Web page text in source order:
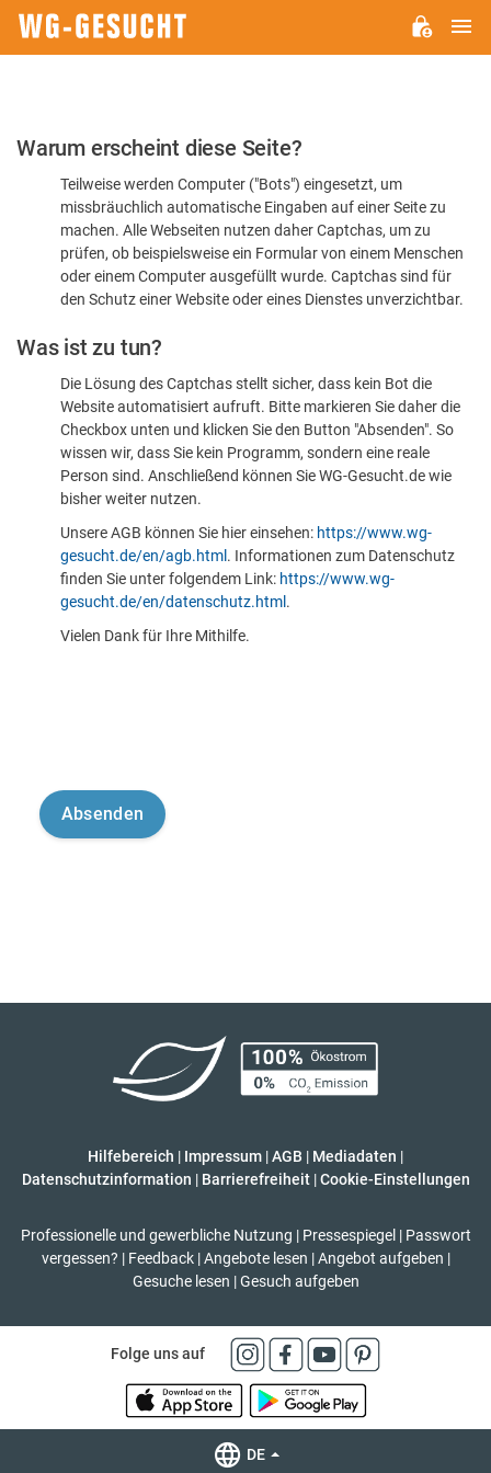
Bitte
dass
sind
Warum erscheint diese Seite?
Teilweise werden Computer ("Bots") eingesetzt, um
missbräuchlich automatische Eingaben auf einer Seite zu
machen. Alle Webseiten nutzen daher Captchas, um zu
prüfen, ob beispielsweise ein Formular von einem Menschen
oder einem Computer ausgefüllt wurde. Captchas sind für
den Schutz einer Website oder eines Dienstes unverzichtbar.
Was ist zu tun?
Die Lösung des Captchas stellt sicher, dass kein Bot die
Website automatisiert aufruft. Bitte markieren Sie daher die
Checkbox unten und klicken Sie den Button "Absenden". So
wissen wir, dass Sie kein Programm, sondern eine reale
Person sind. Anschließend können Sie WG-Gesucht.de wie
bisher weiter nutzen.
Unsere AGB können Sie hier einsehen: https://www.wg-
gesucht.de/en/agb.html . Informationen zum Datenschutz
finden Sie unter folgendem Link: https://www.wg-
gesucht.de/en/datenschutz.html .
Vielen Dank für Ihre Mithilfe.
Hilfebereich | Impressum |AGB | Mediadaten |
Datenschutzinformation | Barrierefreiheit | Cookie-Einstellungen
Professionelle und gewerbliche Nutzung | Pressespiegel | Passwort
vergessen? | Feedback | Angebote lesen | Angebot aufgeben |
Gesuche lesen | Gesuch aufgeben
Folge uns auf
DE